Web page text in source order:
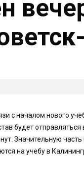
с началом нового
будет
Значительную
на учебу в